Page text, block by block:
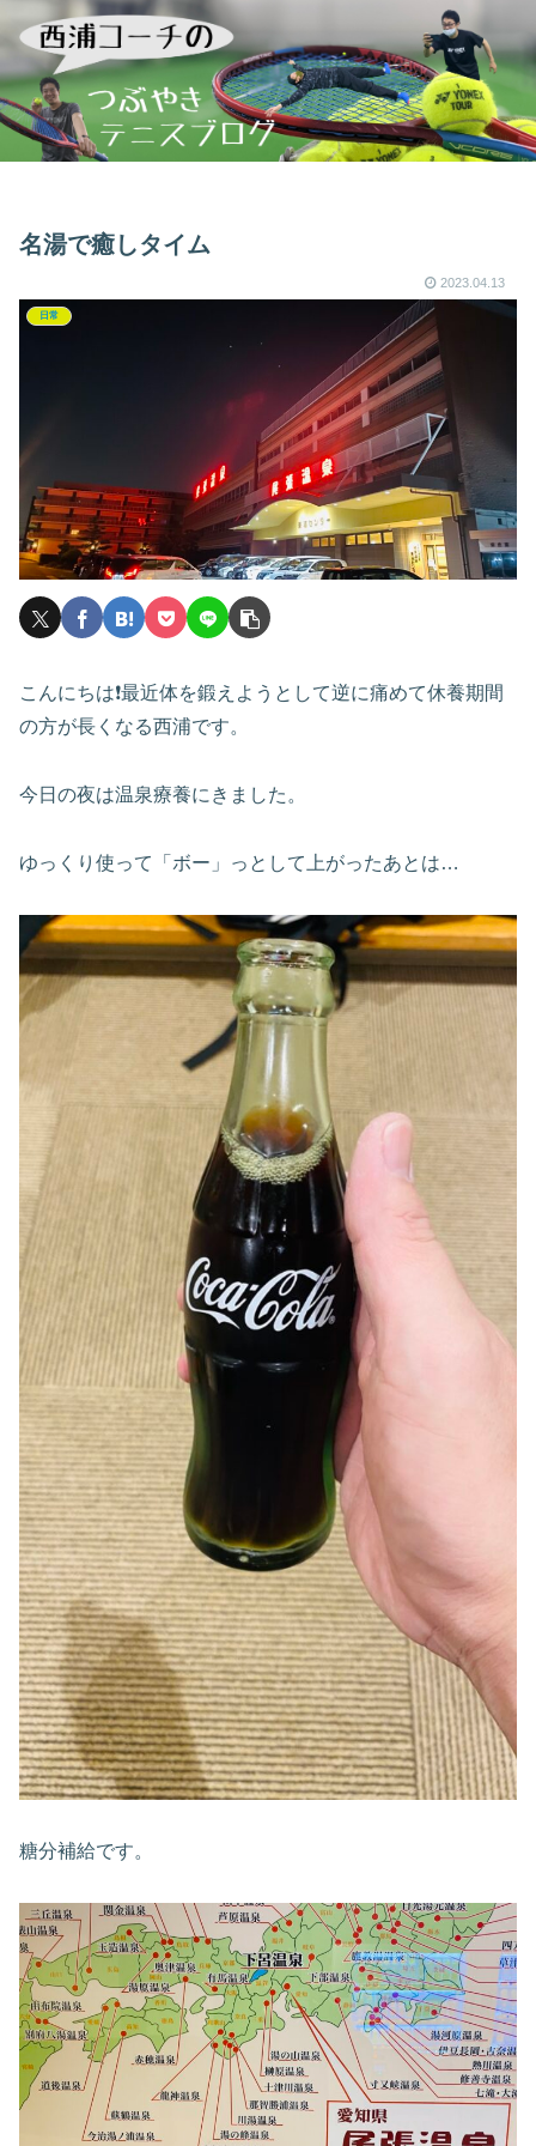
名湯で癒しタイム
2023.04.13
日常
こんにちは❗️最近体を鍛えようとして逆に痛めて休養期間
の方が長くなる西浦です。
今日の夜は温泉療養にきました。
ゆっくり使って「ボー」っとして上がったあとは…
糖分補給です。